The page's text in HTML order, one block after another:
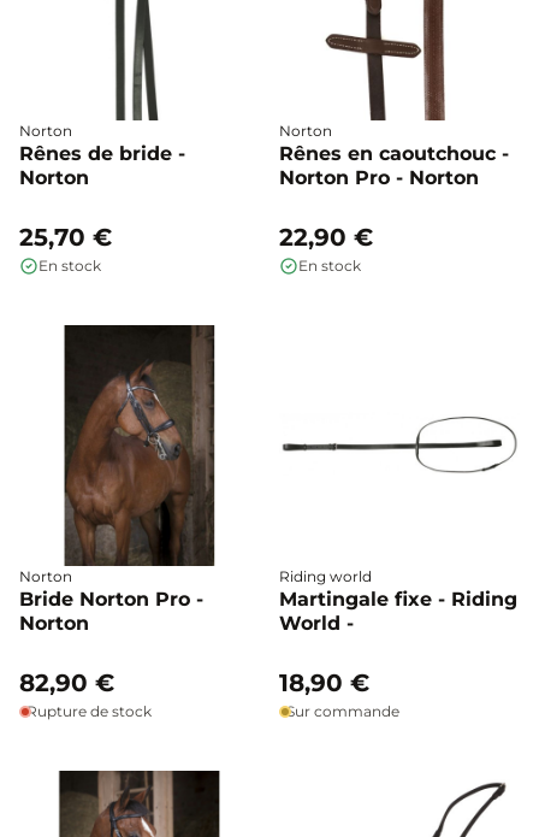
Norton
Rênes de bride -
Norton
25,70 €
En stock
Norton
Rênes en caoutchouc -
Norton Pro - Norton
22,90 €
En stock
Norton
Bride Norton Pro -
Norton
82,90 €
Rupture de stock
Riding world
Martingale fixe - Riding
World -
18,90 €
Sur commande